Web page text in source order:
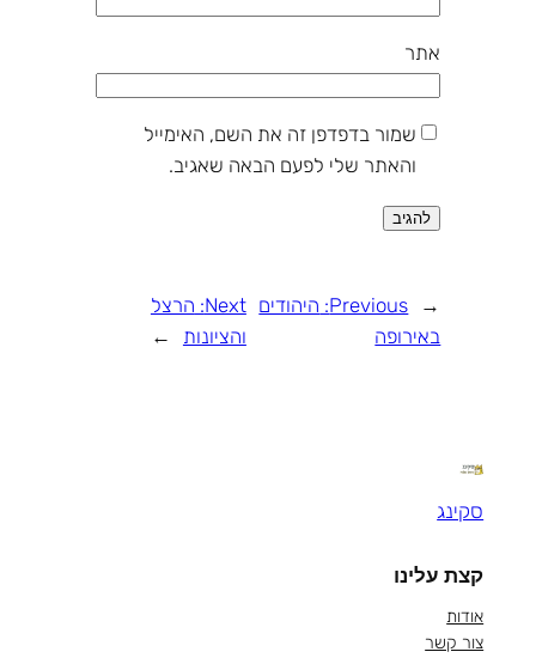
אתר
שמור בדפדפן זה את השם, האימייל
והאתר שלי לפעם הבאה שאגיב.
←
Previous: היהודים
באירופה
Next: הרצל
והציונות
→
סקינג
קצת עלינו
אודות
צור קשר